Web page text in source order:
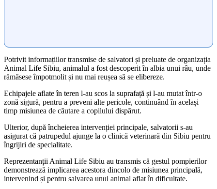
Potrivit informațiilor transmise de salvatori și preluate de organizația
Animal Life Sibiu, animalul a fost descoperit în albia unui râu, unde
rămăsese împotmolit și nu mai reușea să se elibereze.
Echipajele aflate în teren l-au scos la suprafață și l-au mutat într-o
zonă sigură, pentru a preveni alte pericole, continuând în același
timp misiunea de căutare a copilului dispărut.
Ulterior, după încheierea intervenției principale, salvatorii s-au
asigurat că patrupedul ajunge la o clinică veterinară din Sibiu pentru
îngrijiri de specialitate.
Reprezentanții Animal Life Sibiu au transmis că gestul pompierilor
demonstrează implicarea acestora dincolo de misiunea principală,
intervenind și pentru salvarea unui animal aflat în dificultate.